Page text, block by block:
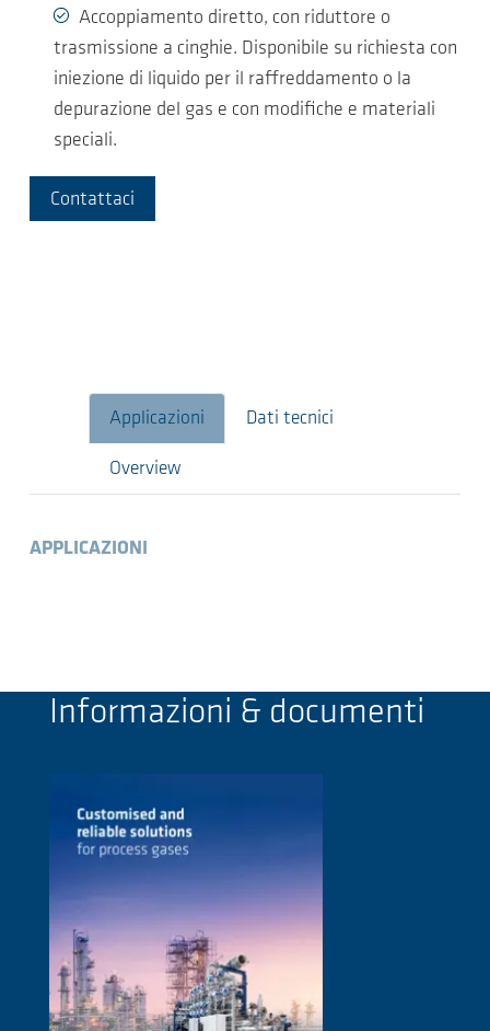
Accoppiamento diretto, con riduttore o
trasmissione a cinghie. Disponibile su richiesta con
iniezione di liquido per il raffreddamento o la
depurazione del gas e con modifiche e materiali
speciali.
Contattaci
Applicazioni Dati tecnici
Overview
APPLICAZIONI
Informazioni & documenti